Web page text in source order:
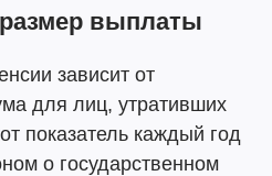
выплаты
зависит от
для лиц, утративших
показатель каждый год
о государственном